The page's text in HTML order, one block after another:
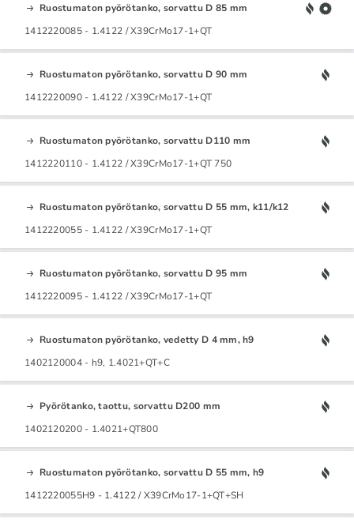
Ruostumaton pyörötanko, sorvattu D 85 mm
1412220085 - 1.4122 / X39CrMo17-1+QT
Ruostumaton pyörötanko, sorvattu D 90 mm
1412220090 - 1.4122 / X39CrMo17-1+QT
Ruostumaton pyörötanko, sorvattu D110 mm
1412220110 - 1.4122 / X39CrMo17-1+QT 750
Ruostumaton pyörötanko, sorvattu D 55 mm, k11/k12
1412220055 - 1.4122 / X39CrMo17-1+QT
Ruostumaton pyörötanko, sorvattu D 95 mm
1412220095 - 1.4122 / X39CrMo17-1+QT
Ruostumaton pyörötanko, vedetty D 4 mm, h9
1402120004 - h9, 1.4021+QT+C
Pyörötanko, taottu, sorvattu D200 mm
1402120200 - 1.4021+QT800
Ruostumaton pyörötanko, sorvattu D 55 mm, h9
1412220055H9 - 1.4122 / X39CrMo17-1+QT+SH